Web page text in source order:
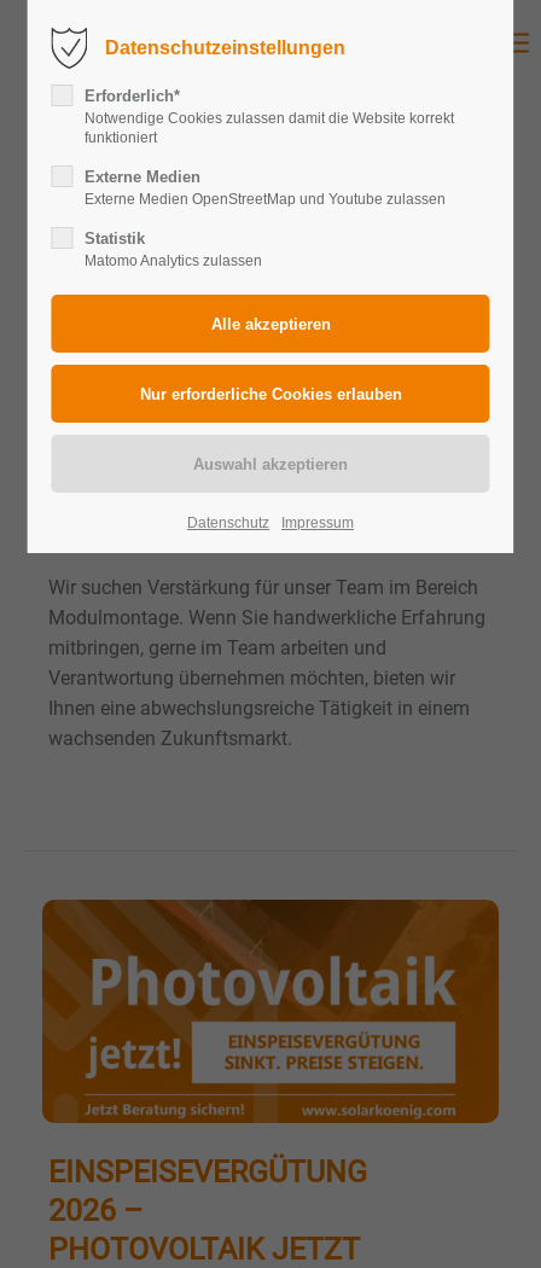
SOLARTEUR /
SOLARMONTEUR ODER
BAULEITENDER
MONTEUR GESUCHT!
Wir suchen Verstärkung für unser Team im Bereich
Modulmontage. Wenn Sie handwerkliche Erfahrung
mitbringen, gerne im Team arbeiten und
Verantwortung übernehmen möchten, bieten wir
Ihnen eine abwechslungsreiche Tätigkeit in einem
wachsenden Zukunftsmarkt.
EINSPEISEVERGÜTUNG
2026 –
PHOTOVOLTAIK JETZT
Datenschutzeinstellungen
Erforderlich*
Notwendige Cookies zulassen damit die Website korrekt
funktioniert
Externe Medien
Externe Medien OpenStreetMap und Youtube zulassen
Statistik
Matomo Analytics zulassen
Datenschutz Impressum